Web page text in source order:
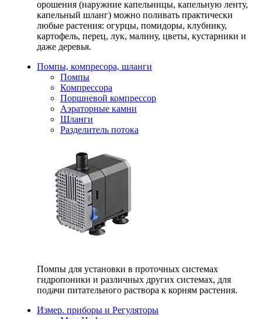
орошения (наружние капельницы, капельную ленту,
капельный шланг) можно поливать практически
любые растения: огурцы, помидоры, клубнику,
картофель, перец, лук, малину, цветы, кустарники и
даже деревья.
Помпы, компресора, шланги
Помпы
Компрессора
Поршневой компрессор
Аэраторные камни
Шланги
Разделитель потока
Помпы для установки в проточных системах
гидропоники и различных других системах, для
подачи питательного раствора к корням растения.
Измер. приборы и Регуляторы